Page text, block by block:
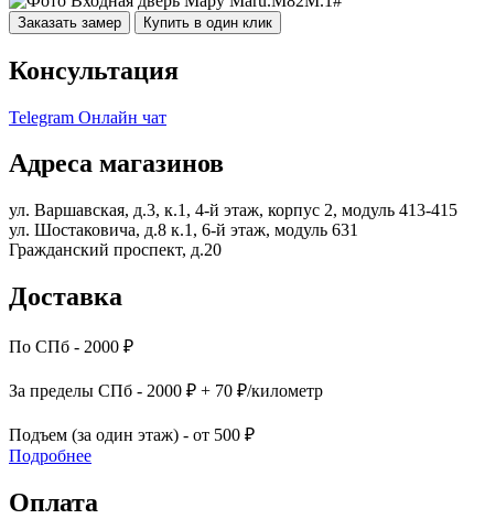
Заказать замер Купить в один клик
Консультация
Telegram Онлайн чат
Адреса магазинов
ул. Варшавская, д.3, к.1, 4-й этаж, корпус 2, модуль 413-415
ул. Шостаковича, д.8 к.1, 6-й этаж, модуль 631
Гражданский проспект, д.20
Доставка
По СПб - 2000 ₽
За пределы СПб - 2000 ₽ + 70 ₽/километр
Подъем (за один этаж) - от 500 ₽
Подробнее
Оплата